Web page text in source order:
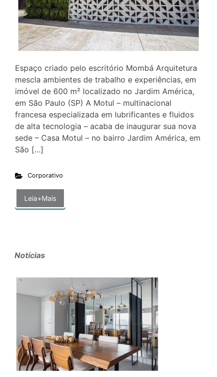
Espaço criado pelo escritório Mombá Arquitetura
mescla ambientes de trabalho e experiências, em
imóvel de 600 m² localizado no Jardim América,
em São Paulo (SP) A Motul – multinacional
francesa especializada em lubrificantes e fluidos
de alta tecnologia – acaba de inaugurar sua nova
sede – Casa Motul – no bairro Jardim América, em
São […]
Corporativo
Leia+Mais
Notícias